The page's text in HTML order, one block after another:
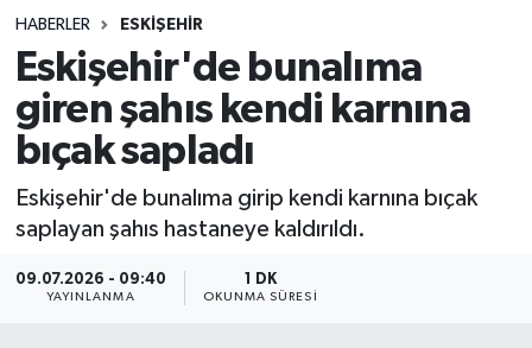
HABERLER ESKIŞEHIR
Eskişehir'de bunalıma
giren şahıs kendi karnına
bıçak sapladı
Eskişehir'de bunalıma girip kendi karnına bıçak
saplayan şahıs hastaneye kaldırıldı.
09.07.2026 - 09:40
YAYINLANMA
1 DK
OKUNMA SÜRESI
Spor
Teknoloji
Yaşam